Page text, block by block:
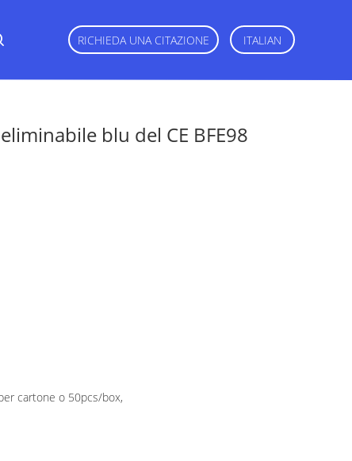
RICHIEDA UNA CITAZIONE ITALIAN
blu del CE BFE98
cartone o 50pcs/box,